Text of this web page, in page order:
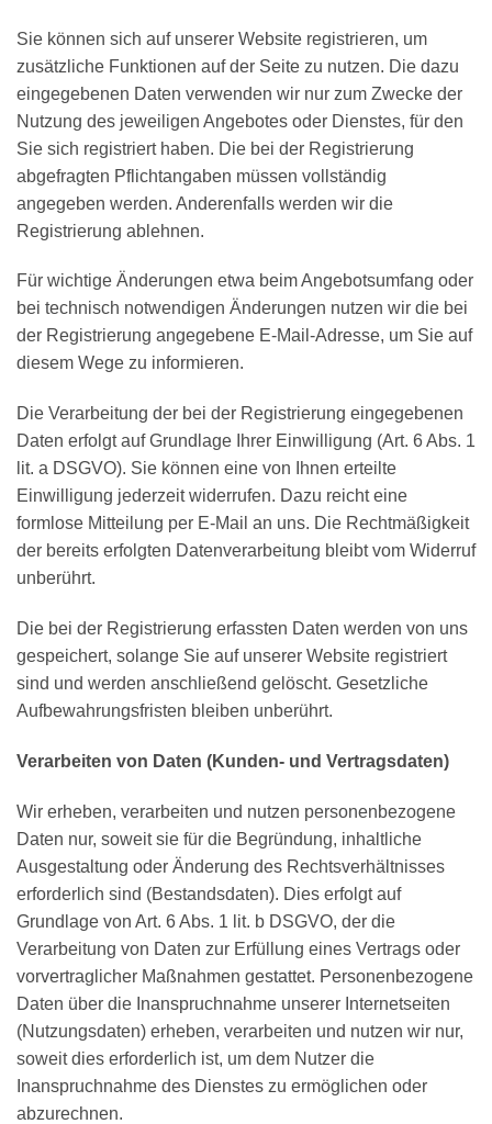
Sie können sich auf unserer Website registrieren, um
zusätzliche Funktionen auf der Seite zu nutzen. Die dazu
eingegebenen Daten verwenden wir nur zum Zwecke der
Nutzung des jeweiligen Angebotes oder Dienstes, für den
Sie sich registriert haben. Die bei der Registrierung
abgefragten Pflichtangaben müssen vollständig
angegeben werden. Anderenfalls werden wir die
Registrierung ablehnen.
Für wichtige Änderungen etwa beim Angebotsumfang oder
bei technisch notwendigen Änderungen nutzen wir die bei
der Registrierung angegebene E-Mail-Adresse, um Sie auf
diesem Wege zu informieren.
Die Verarbeitung der bei der Registrierung eingegebenen
Daten erfolgt auf Grundlage Ihrer Einwilligung (Art. 6 Abs. 1
lit. a DSGVO). Sie können eine von Ihnen erteilte
Einwilligung jederzeit widerrufen. Dazu reicht eine
formlose Mitteilung per E-Mail an uns. Die Rechtmäßigkeit
der bereits erfolgten Datenverarbeitung bleibt vom Widerruf
unberührt.
Die bei der Registrierung erfassten Daten werden von uns
gespeichert, solange Sie auf unserer Website registriert
sind und werden anschließend gelöscht. Gesetzliche
Aufbewahrungsfristen bleiben unberührt.
Verarbeiten von Daten (Kunden- und Vertragsdaten)
Wir erheben, verarbeiten und nutzen personenbezogene
Daten nur, soweit sie für die Begründung, inhaltliche
Ausgestaltung oder Änderung des Rechtsverhältnisses
erforderlich sind (Bestandsdaten). Dies erfolgt auf
Grundlage von Art. 6 Abs. 1 lit. b DSGVO, der die
Verarbeitung von Daten zur Erfüllung eines Vertrags oder
vorvertraglicher Maßnahmen gestattet. Personenbezogene
Daten über die Inanspruchnahme unserer Internetseiten
(Nutzungsdaten) erheben, verarbeiten und nutzen wir nur,
soweit dies erforderlich ist, um dem Nutzer die
Inanspruchnahme des Dienstes zu ermöglichen oder
abzurechnen.